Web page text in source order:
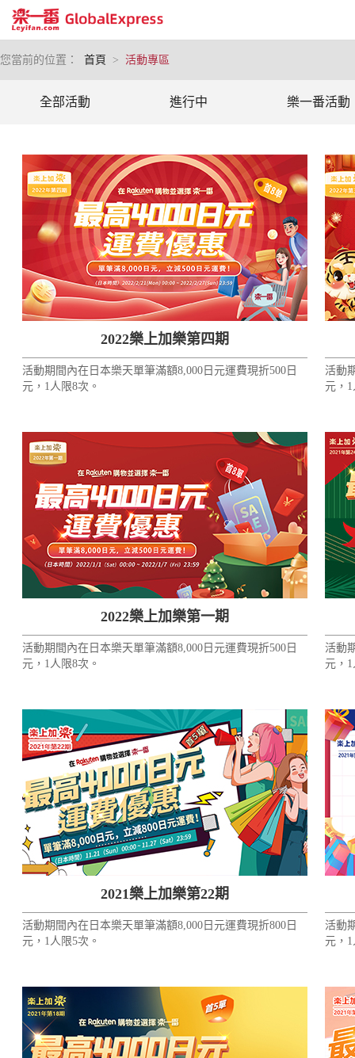
您當前的位置： 首頁 > 活動專區
全部活動 進行中 樂一番活動
2022樂上加樂第四期
活動期間內在日本樂天單筆滿額8,000日元運費現折500日
元，1人限8次。
活動
元，
2022樂上加樂第一期
活動期間內在日本樂天單筆滿額8,000日元運費現折500日
元，1人限8次。
活動
元，
2021樂上加樂第22期
活動期間內在日本樂天單筆滿額8,000日元運費現折800日
元，1人限5次。
活動
元，